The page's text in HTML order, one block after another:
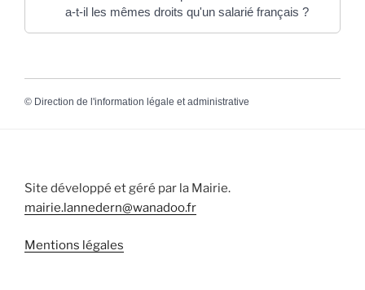
a-t-il les mêmes droits qu'un salarié français ?
© Direction de l'information légale et administrative
Site développé et géré par la Mairie.
mairie.lannedern@wanadoo.fr
Mentions légales